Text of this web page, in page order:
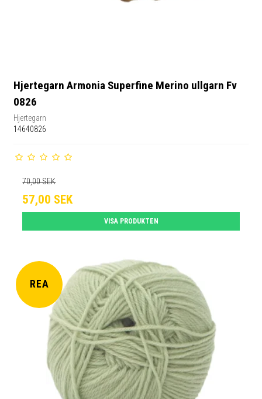
Hjertegarn Armonia Superfine Merino ullgarn Fv
0826
Hjertegarn
14640826
70,00 SEK
57,00 SEK
VISA PRODUKTEN
REA